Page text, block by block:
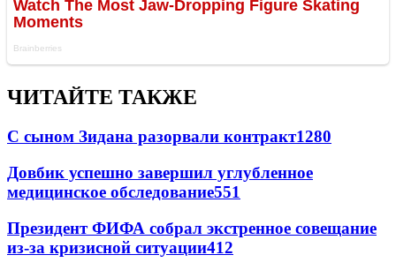
ЧИТАЙТЕ ТАКЖЕ
С сыном Зидана разорвали контракт1280
Довбик успешно завершил углубленное
медицинское обследование551
Президент ФИФА собрал экстренное совещание
из-за кризисной ситуации412